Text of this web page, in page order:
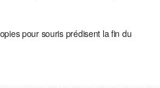
pour souris prédisent la fin du